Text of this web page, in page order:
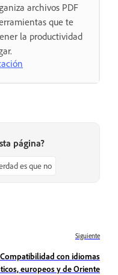
archivos PDF
que te
la productividad
página?
es que no
Siguiente
Compatibilidad con idiomas
europeos y de Oriente